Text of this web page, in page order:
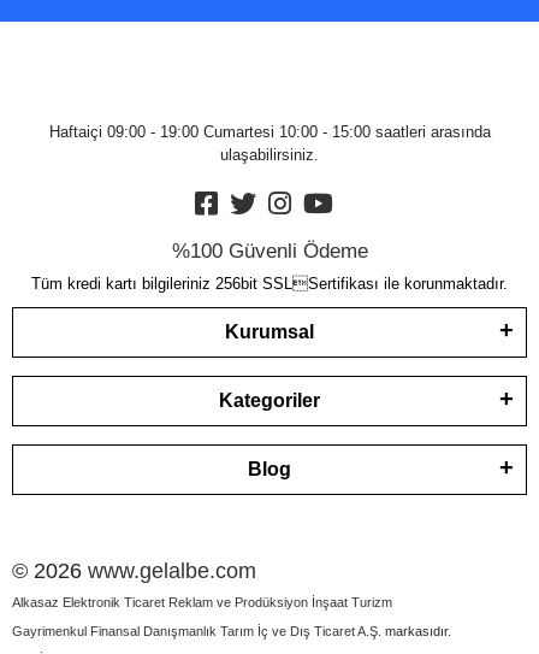
Haftaiçi 09:00 - 19:00 Cumartesi 10:00 - 15:00 saatleri arasında
ulaşabilirsiniz.
%100 Güvenli Ödeme
Tüm kredi kartı bilgileriniz 256bit SSLSertifikası ile korunmaktadır.
Kurumsal
Kategoriler
Blog
© 2026 www.gelalbe.com
Alkasaz Elektronik Ticaret Reklam ve Prodüksiyon İnşaat Turizm
Gayrimenkul Finansal Danışmanlık Tarım İç ve Dış Ticaret A.Ş. markasıdır.